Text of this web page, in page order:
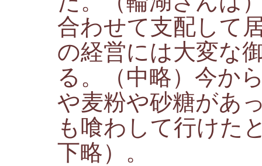
合わせて支配して
の経営には大変な
る。（中略）今か
や麦粉や砂糖があ
も喰わして行けた
下略）。